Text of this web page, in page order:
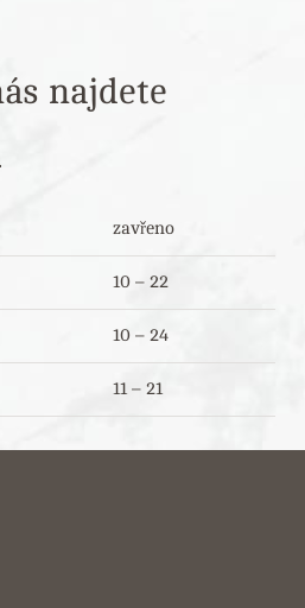
najdete
zavřeno
10 – 22
10 – 24
11 – 21